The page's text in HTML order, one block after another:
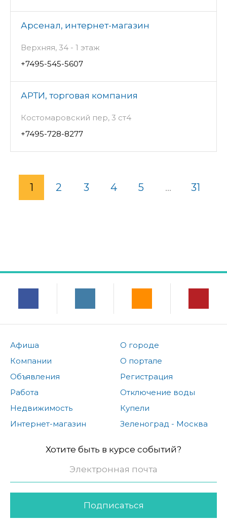
Арсенал, интернет-магазин
Верхняя, 34 - 1 этаж
+7495-545-5607
АРТИ, торговая компания
Костомаровский пер, 3 ст4
+7495-728-8277
1 2 3 4 5 ... 31
Афиша
Компании
Объявления
Работа
Недвижимость
Интернет-магазин
О городе
О портале
Регистрация
Отключение воды
Купели
Зеленоград - Москва
Хотите быть в курсе событий?
Подписаться